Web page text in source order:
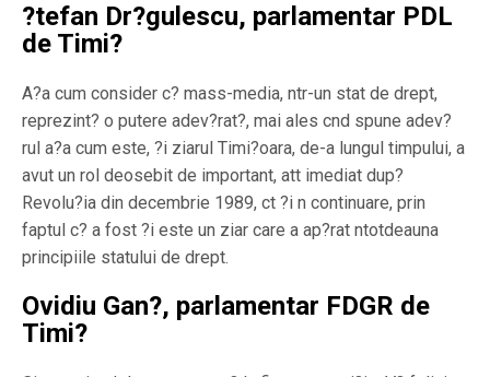
?tefan Dr?gulescu, parlamentar PDL
de Timi?
A?a cum consider c? mass-media, ntr-un stat de drept,
reprezint? o putere adev?rat?, mai ales cnd spune adev?
rul a?a cum este, ?i ziarul Timi?oara, de-a lungul timpului, a
avut un rol deosebit de important, att imediat dup?
Revolu?ia din decembrie 1989, ct ?i n continuare, prin
faptul c? a fost ?i este un ziar care a ap?rat ntotdeauna
principiile statului de drept.
Ovidiu Gan?, parlamentar FDGR de
Timi?